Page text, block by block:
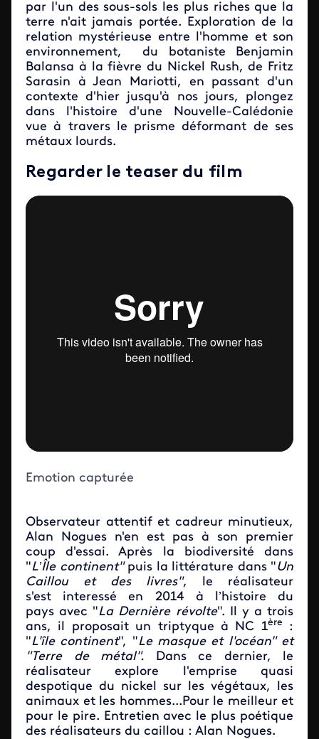
par l'un des sous-sols les plus riches que la
terre n'ait jamais portée. Exploration de la
relation mystérieuse entre l'homme et son
environnement, du botaniste Benjamin
Balansa à la fièvre du Nickel Rush, de Fritz
Sarasin à Jean Mariotti, en passant d'un
contexte d'hier jusqu'à nos jours, plongez
dans l'histoire d'une Nouvelle-Calédonie
vue à travers le prisme déformant de ses
métaux lourds.
Regarder le teaser du film
Iframe
Emotion capturée
Observateur attentif et cadreur minutieux,
Alan Nogues n'en est pas à son premier
coup d'essai. Après la biodiversité dans
"L’Île continent"puis la littérature dans "Un
Caillou et des livres", le réalisateur
s'est interessé en 2014 à l’histoire du
pays avec "La Dernière révolte". Il y a trois
ans, il proposait un triptyque à NC 1ère
:
"L'île continent", "Le masque et l'océan" et
"Terre de métal". Dans ce dernier, le
réalisateur explore l'emprise quasi
despotique du nickel sur les végétaux, les
animaux et les hommes...Pour le meilleur et
pour le pire. Entretien avec le plus poétique
des réalisateurs du caillou : Alan Nogues.